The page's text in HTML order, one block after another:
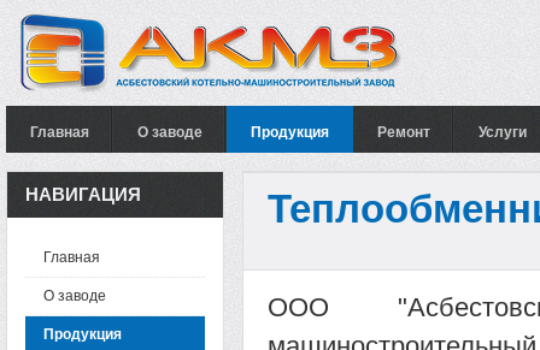
Главная О заводе Продукция Ремонт Услуги
ООО
НАВИГАЦИЯ
Главная
О заводе
Продукция